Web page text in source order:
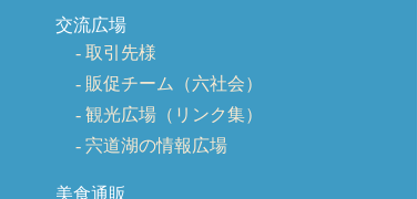
交流広場
取引先様
販促チーム（六社会）
観光広場（リンク集）
宍道湖の情報広場
美食通販